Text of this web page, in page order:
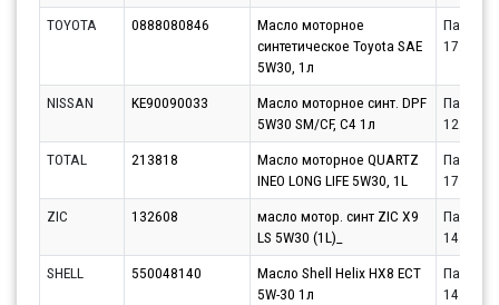
TOYOTA 0888080846
Масло моторное
синтетическое Toyota SAE
5W30, 1л
Партнёр
NISSAN KE90090033
Масло моторное синт. DPF
5W30 SM/CF, C4 1л
Партнёр
TOTAL
213818
Масло моторное QUARTZ
INEO LONG LIFE 5W30, 1L
Партнёр
ZIC
132608
масло мотор. синт ZIC X9
LS 5W30 (1L)_
Партнёр
SHELL
550048140
Масло Shell Helix HX8 ECT
5W-30 1л
Партнёр